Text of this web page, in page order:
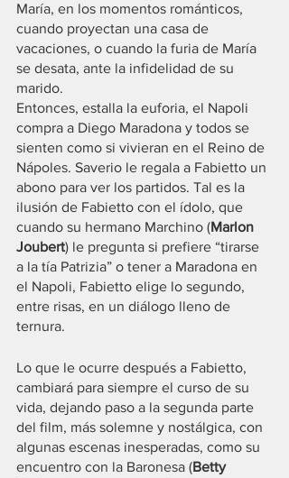
María, en los momentos románticos,
cuando proyectan una casa de
vacaciones, o cuando la furia de María
se desata, ante la infidelidad de su
marido.
Entonces, estalla la euforia, el Napoli
compra a Diego Maradona y todos se
sienten como si vivieran en el Reino de
Nápoles. Saverio le regala a Fabietto un
abono para ver los partidos. Tal es la
ilusión de Fabietto con el ídolo, que
cuando su hermano Marchino (Marlon
Joubert) le pregunta si prefiere “tirarse
a la tía Patrizia” o tener a Maradona en
el Napoli, Fabietto elige lo segundo,
entre risas, en un diálogo lleno de
ternura.
Lo que le ocurre después a Fabietto,
cambiará para siempre el curso de su
vida, dejando paso a la segunda parte
del film, más solemne y nostálgica, con
algunas escenas inesperadas, como su
encuentro con la Baronesa (Betty